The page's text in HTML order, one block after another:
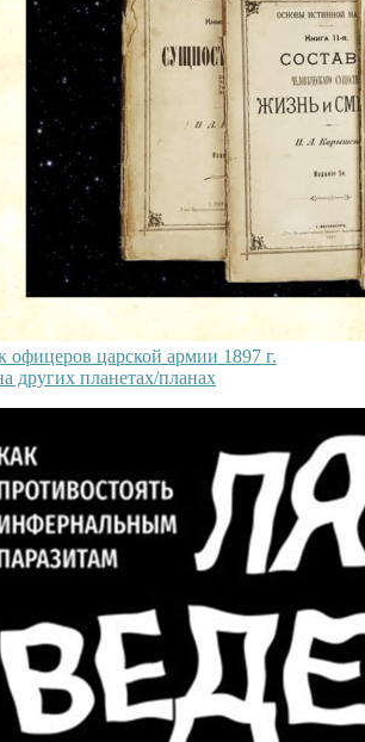
офицеров царской армии 1897 г.
других планетах/планах